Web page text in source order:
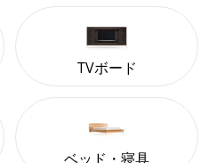
TVボード
ベッド・寝具